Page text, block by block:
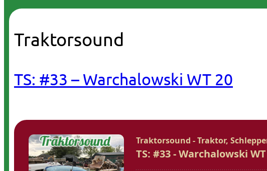
Traktorsound
TS: #33 – Warchalowski WT 20